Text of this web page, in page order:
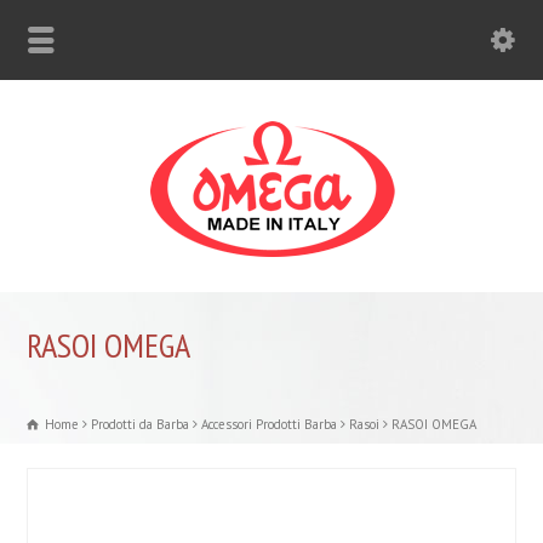
RASOI OMEGA
Home Prodotti da Barba Accessori Prodotti Barba Rasoi RASOI OMEGA